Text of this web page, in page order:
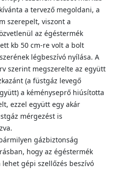
a tervező megoldani, a
szerepelt, viszont a
az égéstermék
kb 50 cm-re volt a bolt
légbeszívó nyílása. A
szerint megszerelte az együtt
(a füstgáz levegő
a kéményseprő hiúsította
ezzel együtt egy akár
mérgezést is
gázbiztonság
hogy az égéstermék
gépi szellőzés beszívó